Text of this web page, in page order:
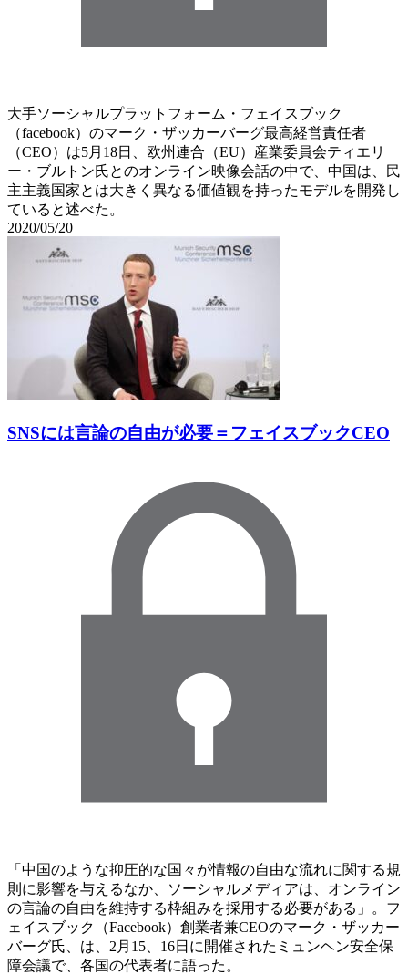
大手ソーシャルプラットフォーム・フェイスブック
（facebook）のマーク・ザッカーバーグ最高経営責任者
（CEO）は5月18日、欧州連合（EU）産業委員会ティエリ
ー・ブルトン氏とのオンライン映像会話の中で、中国は、民
主主義国家とは大きく異なる価値観を持ったモデルを開発し
ていると述べた。
2020/05/20
SNSには言論の自由が必要＝フェイスブックCEO
「中国のような抑圧的な国々が情報の自由な流れに関する規
則に影響を与えるなか、ソーシャルメディアは、オンライン
の言論の自由を維持する枠組みを採用する必要がある」。フ
ェイスブック（Facebook）創業者兼CEOのマーク・ザッカー
バーグ氏、は、2月15、16日に開催されたミュンヘン安全保
障会議で、各国の代表者に語った。